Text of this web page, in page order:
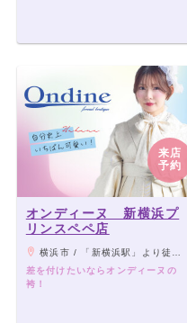
来店
予約
オンディーヌ 新横浜プ
リンスペペ店
横浜市 / 「新横浜駅」より徒歩2分
差を付けたいならオンディーヌの
袴！